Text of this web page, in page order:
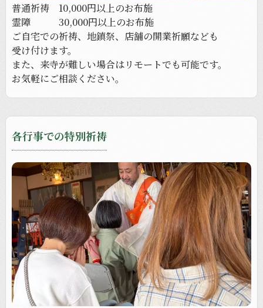
普通祈祷 10,000円以上のお布施
霊障 30,000円以上のお布施
ご自宅での祈祷、 地鎮祭、 店舗の開業祈願なども
受け付けます。
また、 来寺が難しい場合はリモートでも可能です。
お気軽にご相談ください。
各行事での特別祈祷